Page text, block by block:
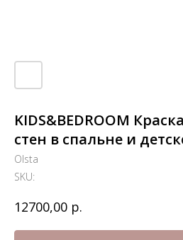
KIDS&BEDROOM
стен в спальне и
Olsta
SKU:
12700,00 р.